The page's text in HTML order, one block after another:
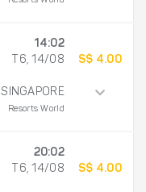
14:02
T6, 14/08
SINGAPORE
Resorts World
S$ 4.00
20:02
T6, 14/08
S$ 4.00